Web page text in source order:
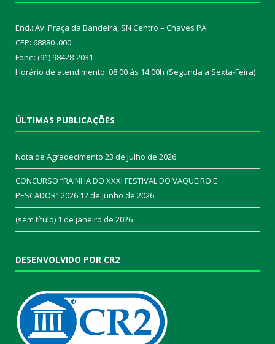
End.: Av. Praça da Bandeira, SN Centro – Chaves PA
CEP: 68880 .000
Fone: (91) 98428-2031
Horário de atendimento: 08:00 às 14:00h (Segunda a Sexta-Feira)
ÚLTIMAS PUBLICAÇÕES
Nota de Agradecimento 23 de julho de 2026
CONCURSO “RAINHA DO XXXI FESTIVAL DO VAQUEIRO E
PESCADOR” 2026 12 de junho de 2026
(sem título) 1 de janeiro de 2026
DESENVOLVIDO POR CR2